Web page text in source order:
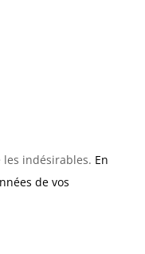
indésirables. En
de vos